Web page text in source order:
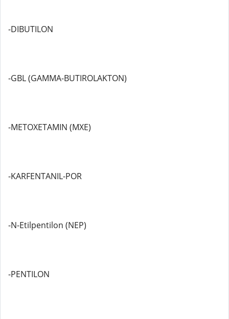
-DIBUTILON
-GBL (GAMMA-BUTIROLAKTON)
-METOXETAMIN (MXE)
-KARFENTANIL-POR
-N-Etilpentilon (NEP)
-PENTILON